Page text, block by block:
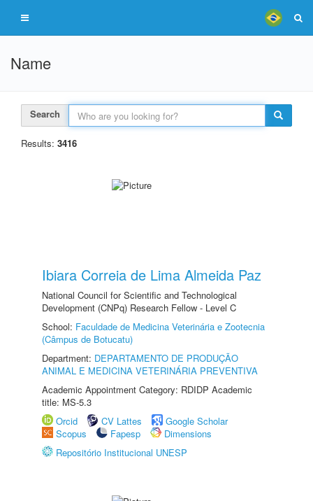
Name
Search
Results: 3416
Ibiara Correia de Lima Almeida Paz
National Council for Scientific and Technological
Development (CNPq) Research Fellow - Level C
School: Faculdade de Medicina Veterinária e Zootecnia
(Câmpus de Botucatu)
Department: DEPARTAMENTO DE PRODUÇÃO
ANIMAL E MEDICINA VETERINÁRIA PREVENTIVA
Academic Appointment Category: RDIDP Academic
title: MS-5.3
Orcid
CV Lattes
Google Scholar
Scopus
Fapesp
Dimensions
Repositório Institucional UNESP